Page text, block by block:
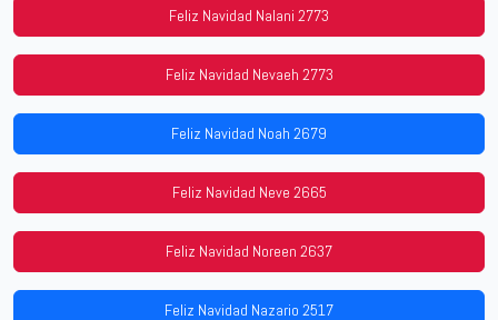
Feliz Navidad Nalani 2773
Feliz Navidad Nevaeh 2773
Feliz Navidad Noah 2679
Feliz Navidad Neve 2665
Feliz Navidad Noreen 2637
Feliz Navidad Nazario 2517